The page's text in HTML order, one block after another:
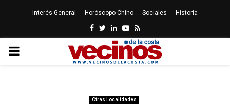
Interés General Horóscopo Chino Sociales Historia
Facebook
Twitter
LinkedinYoutube
Rss
PRIMARY
Otras Localidades